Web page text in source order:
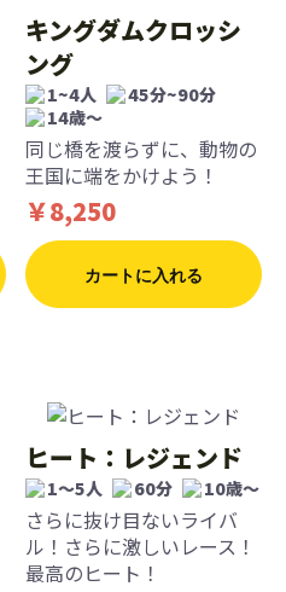
キングダムクロッシ
ング
1~4人
45分~90分
14歳〜
同じ橋を渡らずに、動物の
王国に端をかけよう！
￥8,250
カートに入れる
ヒート：レジェンド
1〜5人 60分 10歳〜
さらに抜け目ないライバ
ル！さらに激しいレース！
最高のヒート！